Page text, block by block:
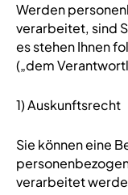
Werden
verarbeitet, sind
es stehen Ihnen
(„dem
1) Auskunftsrecht
Sie können eine
verarbeitet